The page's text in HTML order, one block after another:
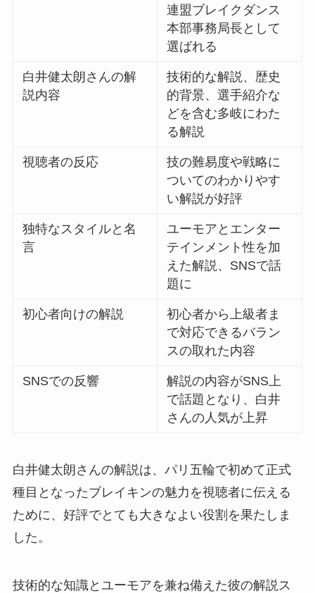
連盟ブレイクダンス
本部事務局長として
選ばれる
白井健太朗さんの解
説内容
技術的な解説、歴史
的背景、選手紹介な
どを含む多岐にわた
る解説
視聴者の反応
技の難易度や戦略に
ついてのわかりやす
い解説が好評
独特なスタイルと名
言
ユーモアとエンター
テインメント性を加
えた解説、SNSで話
題に
初心者向けの解説
初心者から上級者ま
で対応できるバラン
スの取れた内容
SNSでの反響
解説の内容がSNS上
で話題となり、白井
さんの人気が上昇
白井健太朗さんの解説は、パリ五輪で初めて正式
種目となったブレイキンの魅力を視聴者に伝える
ために、好評でとても大きなよい役割を果たしま
した。
技術的な知識とユーモアを兼ね備えた彼の解説ス